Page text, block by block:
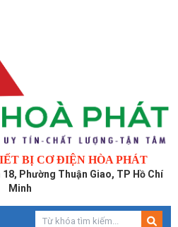
BỊ CƠ ĐIỆN HÒA PHÁT
Phường Thuận Giao, TP Hồ Chí
Minh